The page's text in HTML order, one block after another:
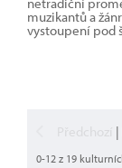
muzikantů a
vystoupení pod
|
0-12 z 19